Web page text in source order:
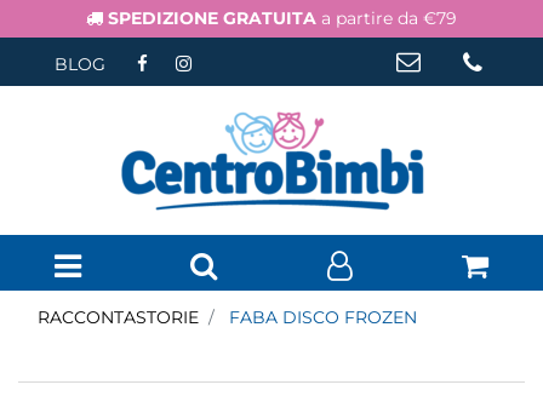
SPEDIZIONE GRATUITA a partire da €79
BLOG
Open menu
RACCONTASTORIE FABA DISCO FROZEN